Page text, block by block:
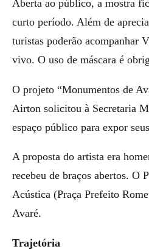
Aberta ao público, a mostra
curto período. Além de
turistas poderão acompanhar
vivo. O uso de máscara é
O projeto “Monumentos de
Airton solicitou à Secretaria
espaço público para expor
A proposta do artista era
recebeu de braços abertos. O
Acústica (Praça Prefeito
Avaré.
Trajetória